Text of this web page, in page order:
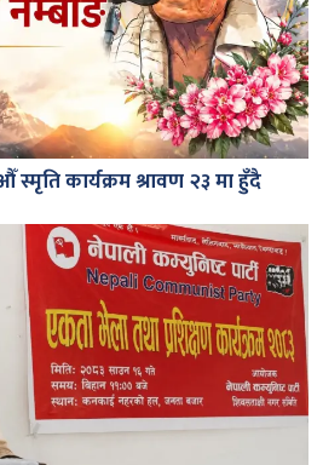
कार्यक्रम श्रावण २३ मा हुँदै